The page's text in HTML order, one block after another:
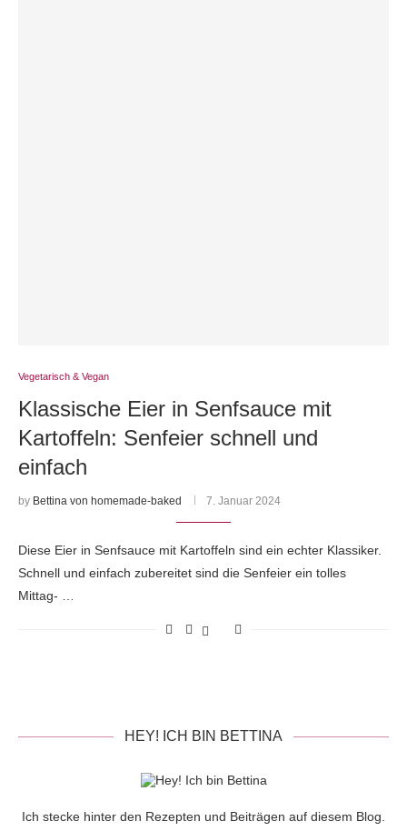
Vegetarisch & Vegan
Klassische Eier in Senfsauce mit
Kartoffeln: Senfeier schnell und
einfach
by Bettina von homemade-baked 7. Januar 2024
Diese Eier in Senfsauce mit Kartoffeln sind ein echter Klassiker.
Schnell und einfach zubereitet sind die Senfeier ein tolles
Mittag- …
HEY! ICH BIN BETTINA
Ich stecke hinter den Rezepten und Beiträgen auf diesem Blog.